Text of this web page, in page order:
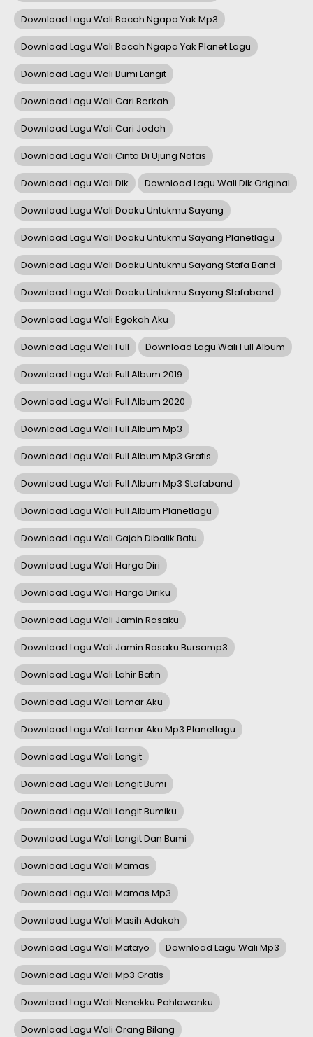
Download Lagu Wali Bocah Ngapa Yak Mp3
Download Lagu Wali Bocah Ngapa Yak Planet Lagu
Download Lagu Wali Bumi Langit
Download Lagu Wali Cari Berkah
Download Lagu Wali Cari Jodoh
Download Lagu Wali Cinta Di Ujung Nafas
Download Lagu Wali Dik Download Lagu Wali Dik Original
Download Lagu Wali Doaku Untukmu Sayang
Download Lagu Wali Doaku Untukmu Sayang Planetlagu
Download Lagu Wali Doaku Untukmu Sayang Stafa Band
Download Lagu Wali Doaku Untukmu Sayang Stafaband
Download Lagu Wali Egokah Aku
Download Lagu Wali Full Download Lagu Wali Full Album
Download Lagu Wali Full Album 2019
Download Lagu Wali Full Album 2020
Download Lagu Wali Full Album Mp3
Download Lagu Wali Full Album Mp3 Gratis
Download Lagu Wali Full Album Mp3 Stafaband
Download Lagu Wali Full Album Planetlagu
Download Lagu Wali Gajah Dibalik Batu
Download Lagu Wali Harga Diri
Download Lagu Wali Harga Diriku
Download Lagu Wali Jamin Rasaku
Download Lagu Wali Jamin Rasaku Bursamp3
Download Lagu Wali Lahir Batin
Download Lagu Wali Lamar Aku
Download Lagu Wali Lamar Aku Mp3 Planetlagu
Download Lagu Wali Langit
Download Lagu Wali Langit Bumi
Download Lagu Wali Langit Bumiku
Download Lagu Wali Langit Dan Bumi
Download Lagu Wali Mamas
Download Lagu Wali Mamas Mp3
Download Lagu Wali Masih Adakah
Download Lagu Wali Matayo Download Lagu Wali Mp3
Download Lagu Wali Mp3 Gratis
Download Lagu Wali Nenekku Pahlawanku
Download Lagu Wali Orang Bilang